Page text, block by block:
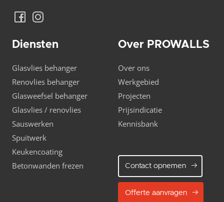
Diensten
Glasvlies behanger
Renovlies behanger
Glasweefsel behanger
Glasvlies / renovlies
Sauswerken
Spuitwerk
Keukencoating
Betonwanden frezen
Over PROWALLS
Over ons
Werkgebied
Projecten
Prijsindicatie
Kennisbank
Contact opnemen
Offerte aanvragen